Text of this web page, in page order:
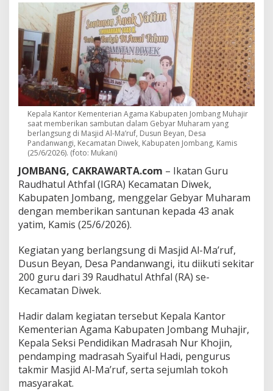
a
m
,
G
u
r
u
R
A
d
i
D
i
w
e
k
P
r
k
u
t
K
e
p
u
a
n
k
Kepala Kantor Kementerian Agama Kabupaten Jombang Muhajir
saat memberikan sambutan dalam Gebyar Muharam yang
berlangsung di Masjid Al-Ma’ruf, Dusun Beyan, Desa
Pandanwangi, Kecamatan Diwek, Kabupaten Jombang, Kamis
(25/6/2026). (foto: Mukani)
JOMBANG, CAKRAWARTA.com – Ikatan Guru
Raudhatul Athfal (IGRA) Kecamatan Diwek,
Kabupaten Jombang, menggelar Gebyar Muharam
dengan memberikan santunan kepada 43 anak
yatim, Kamis (25/6/2026).
Kegiatan yang berlangsung di Masjid Al-Ma’ruf,
Dusun Beyan, Desa Pandanwangi, itu diikuti sekitar
200 guru dari 39 Raudhatul Athfal (RA) se-
Kecamatan Diwek.
Hadir dalam kegiatan tersebut Kepala Kantor
Kementerian Agama Kabupaten Jombang Muhajir,
Kepala Seksi Pendidikan Madrasah Nur Khojin,
pendamping madrasah Syaiful Hadi, pengurus
takmir Masjid Al-Ma’ruf, serta sejumlah tokoh
masyarakat.